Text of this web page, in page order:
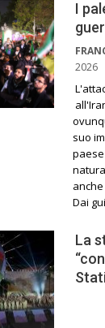
I
2026
suo
anche
Dai
La